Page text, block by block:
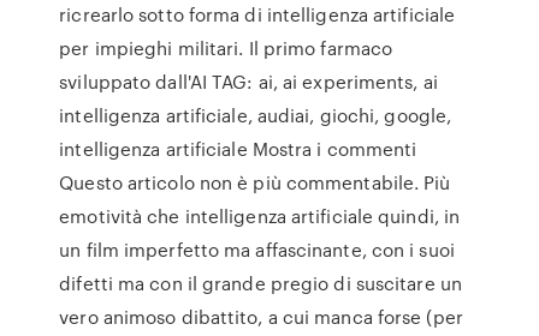
ricrearlo sotto forma di intelligenza artificiale
per impieghi militari. Il primo farmaco
sviluppato dall'AI TAG: ai, ai experiments, ai
intelligenza artificiale, audiai, giochi, google,
intelligenza artificiale Mostra i commenti
Questo articolo non è più commentabile. Più
emotività che intelligenza artificiale quindi, in
un film imperfetto ma affascinante, con i suoi
difetti ma con il grande pregio di suscitare un
vero animoso dibattito, a cui manca forse (per